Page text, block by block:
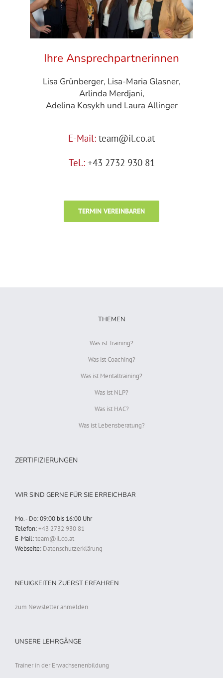
Ihre Ansprechpartnerinnen
Lisa Grünberger, Lisa-Maria Glasner,
Arlinda Merdjani,
Adelina Kosykh und Laura Allinger
E-Mail: team@il.co.at
Tel.: +43 2732 930 81
TERMIN VEREINBAREN
THEMEN
Was ist Training?
Was ist Coaching?
Was ist Mentaltraining?
Was ist NLP?
Was ist HAC?
Was ist Lebensberatung?
ZERTIFIZIERUNGEN
WIR SIND GERNE FÜR SIE ERREICHBAR
Mo. - Do: 09:00 bis 16:00 Uhr
Telefon:+43 2732 930 81
E-Mail:team@il.co.at
Webseite: Datenschutzerklärung
NEUIGKEITEN ZUERST ERFAHREN
zum Newsletter anmelden
UNSERE LEHRGÄNGE
Trainer in der Erwachsenenbildung